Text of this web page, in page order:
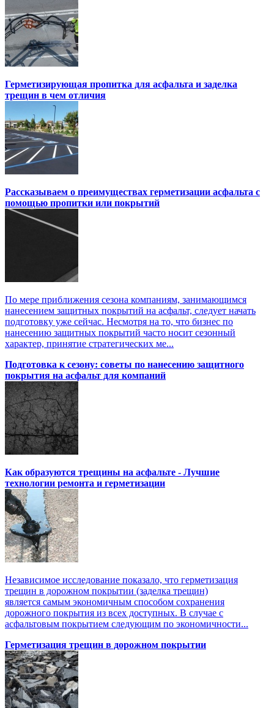
Герметизирующая пропитка для асфальта и заделка
трещин в чем отличия
Рассказываем о преимуществах герметизации асфальта с
помощью пропитки или покрытий
По мере приближения сезона компаниям, занимающимся
нанесением защитных покрытий на асфальт, следует начать
подготовку уже сейчас. Несмотря на то, что бизнес по
нанесению защитных покрытий часто носит сезонный
характер, принятие стратегических ме...
Подготовка к сезону: советы по нанесению защитного
покрытия на асфальт для компаний
Как образуются трещины на асфальте - Лучшие
технологии ремонта и герметизации
Независимое исследование показало, что герметизация
трещин в дорожном покрытии (заделка трещин)
является самым экономичным способом сохранения
дорожного покрытия из всех доступных. В случае с
асфальтовым покрытием следующим по экономичности...
Герметизация трещин в дорожном покрытии